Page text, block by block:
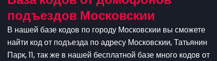
подъездов Московскии
В нашей базе кодов по городу Московскии вы сможете
найти код от подъезда по адресу Московскии, Татьянин
Парк, 11, так же в нашей бесплатной базе много кодов от